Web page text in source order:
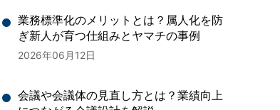
業務標準化のメリットとは？属人化を防
ぎ新人が育つ仕組みとヤマチの事例
2026年06月12日
会議や会議体の見直し方とは？業績向上